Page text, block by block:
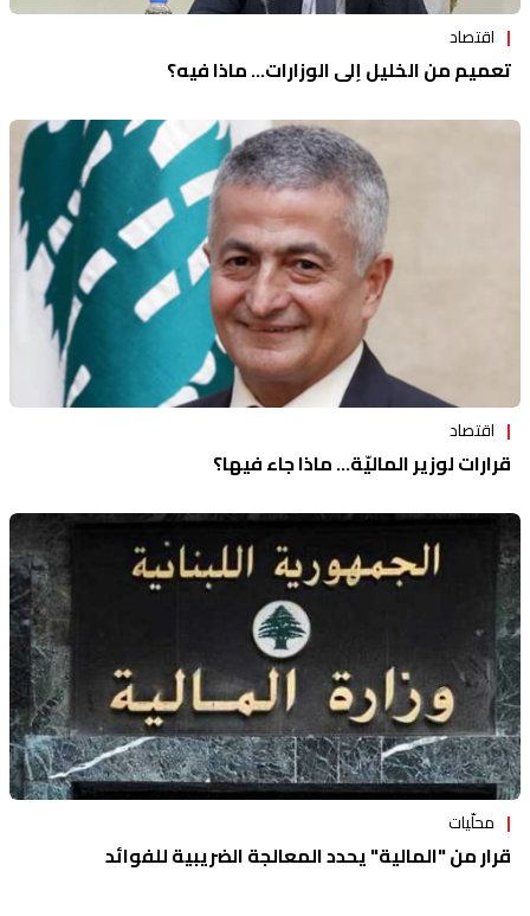
اقتصاد
تعميم من الخليل إلى الوزارات... ماذا فيه؟
اقتصاد
قرارات لوزير الماليّة... ماذا جاء فيها؟
محلّيات
قرار من "المالية" يحدد المعالجة الضريبية للفوائد